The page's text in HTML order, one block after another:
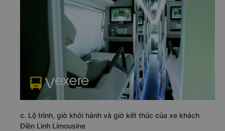
c. Lộ trình, giờ khởi hành và giờ kết thúc của xe khách
Điền Linh Limousine